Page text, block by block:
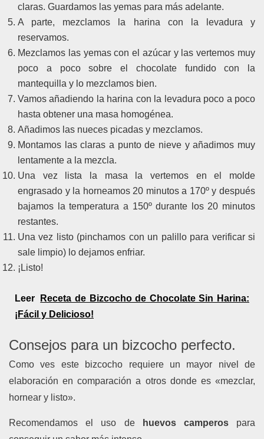
claras. Guardamos las yemas para más adelante.
A parte, mezclamos la harina con la levadura y
reservamos.
Mezclamos las yemas con el azúcar y las vertemos muy
poco a poco sobre el chocolate fundido con la
mantequilla y lo mezclamos bien.
Vamos añadiendo la harina con la levadura poco a poco
hasta obtener una masa homogénea.
Añadimos las nueces picadas y mezclamos.
Montamos las claras a punto de nieve y añadimos muy
lentamente a la mezcla.
Una vez lista la masa la vertemos en el molde
engrasado y la horneamos 20 minutos a 170º y después
bajamos la temperatura a 150º durante los 20 minutos
restantes.
Una vez listo (pinchamos con un palillo para verificar si
sale limpio) lo dejamos enfriar.
¡Listo!
Leer
Receta de Bizcocho de Chocolate Sin Harina:
¡Fácil y Delicioso!
Consejos para un bizcocho perfecto.
Como ves este bizcocho requiere un mayor nivel de
elaboración en comparación a otros donde es «mezclar,
hornear y listo».
Recomendamos el uso dehuevos camperospara